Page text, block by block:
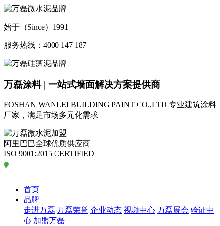
始于（Since）1991
服务热线：4000 147 187
万磊涂料 | 一站式墙面解决方案提供商
FOSHAN WANLEI BUILDING PAINT CO.,LTD 专业建筑涂料
厂家，满足市场多元化需求
阿里巴巴全球优质供应商
ISO 9001:2015 CERTIFIED
首页
品牌
走进万磊 万磊荣誉 企业动态 视频中心 万磊展会 验证中
心 加盟万磊